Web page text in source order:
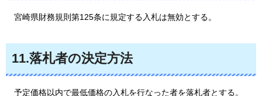
宮崎県財務規則第125条に規定する入札は無効とする。
11.落札者の決定方法
予定価格以内で最低価格の入札を行なった者を落札者とする。